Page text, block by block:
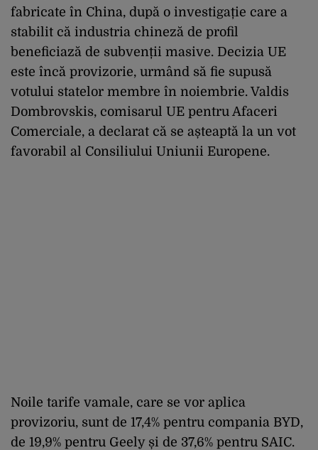
fabricate în China, după o investigație care a
stabilit că industria chineză de profil
beneficiază de subvenții masive. Decizia UE
este încă provizorie, urmând să fie supusă
votului statelor membre în noiembrie. Valdis
Dombrovskis, comisarul UE pentru Afaceri
Comerciale, a declarat că se așteaptă la un vot
favorabil al Consiliului Uniunii Europene.
Noile tarife vamale, care se vor aplica
provizoriu, sunt de 17,4% pentru compania BYD,
de 19,9% pentru Geely și de 37,6% pentru SAIC.